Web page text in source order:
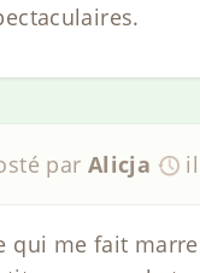
par Alicja
qui me fait